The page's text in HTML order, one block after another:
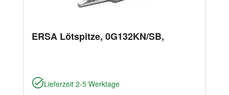
ERSA Lötspitze, 0G132KN/SB,
Lieferzeit 2-5 Werktage